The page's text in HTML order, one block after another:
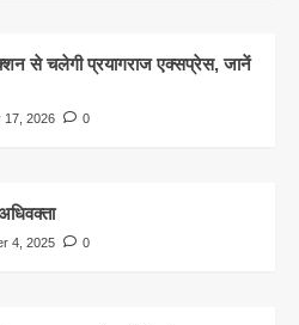
से चलेगी प्रयागराज एक्सप्रेस, जानें
17, 2026 0
4, 2025 0